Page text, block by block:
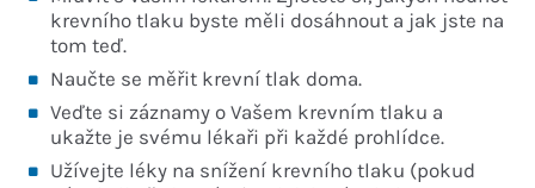
krevního tlaku byste měli dosáhnout a jak jste na
tom teď.
Naučte se měřit krevní tlak doma.
Veďte si záznamy o Vašem krevním tlaku a
ukažte je svému lékaři při každé prohlídce.
Užívejte léky na snížení krevního tlaku (pokud